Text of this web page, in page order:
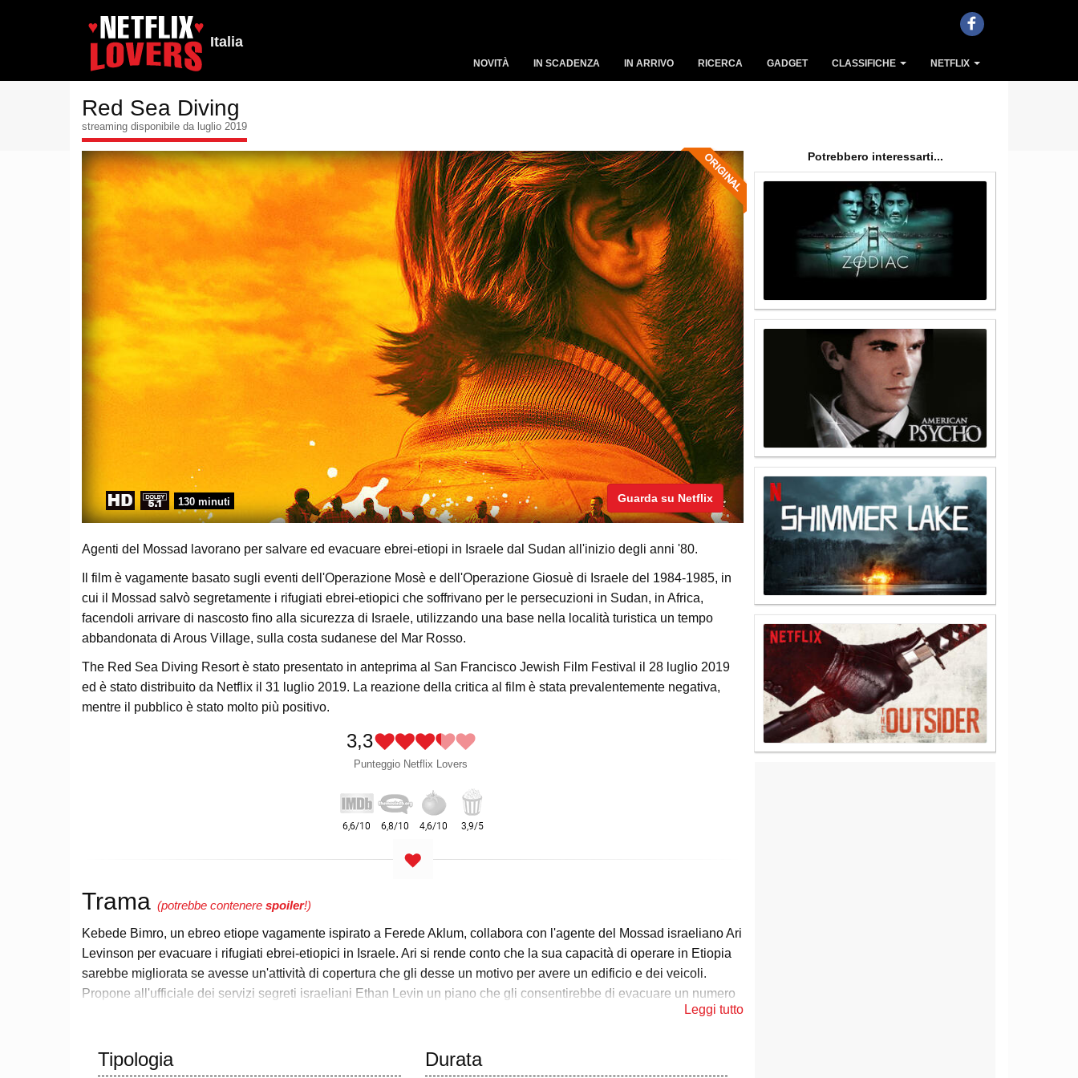
Italia
NOVITÀ IN SCADENZA IN ARRIVO RICERCA GADGET CLASSIFICHE NETFLIX
Red Sea Diving
streaming disponibile da luglio 2019
130 minuti Guarda su Netflix
Agenti del Mossad lavorano per salvare ed evacuare ebrei-etiopi in Israele dal Sudan all'inizio degli anni '80.
Il film è vagamente basato sugli eventi dell'Operazione Mosè e dell'Operazione Giosuè di Israele del 1984-1985, in
cui il Mossad salvò segretamente i rifugiati ebrei-etiopici che soffrivano per le persecuzioni in Sudan, in Africa,
facendoli arrivare di nascosto fino alla sicurezza di Israele, utilizzando una base nella località turistica un tempo
abbandonata di Arous Village, sulla costa sudanese del Mar Rosso.
The Red Sea Diving Resort è stato presentato in anteprima al San Francisco Jewish Film Festival il 28 luglio 2019
ed è stato distribuito da Netflix il 31 luglio 2019. La reazione della critica al film è stata prevalentemente negativa,
mentre il pubblico è stato molto più positivo.
3,3
Punteggio Netflix Lovers
Trama (potrebbe contenere spoiler!)
Kebede Bimro, un ebreo etiope vagamente ispirato a Ferede Aklum, collabora con l'agente del Mossad israeliano Ari
Levinson per evacuare i rifugiati ebrei-etiopici in Israele. Ari si rende conto che la sua capacità di operare in Etiopia
sarebbe migliorata se avesse un'attività di copertura che gli desse un motivo per avere un edificio e dei veicoli.
Propone all'ufficiale dei servizi segreti israeliani Ethan Levin un piano che gli consentirebbe di evacuare un numero
significativamente maggiore di rifugiati: affittare il Red Sea Diving Resort, un hotel costiero sudanese abbandonato,
approvato con riluttanza e Ari recluta i suoi ex colleghi del Mossad Rachel Reiter, Jake Wolf, Max Rose e Sammy
Navon per assisterlo.
Leggi tutto
Tipologia Durata
Potrebbero interessarti...